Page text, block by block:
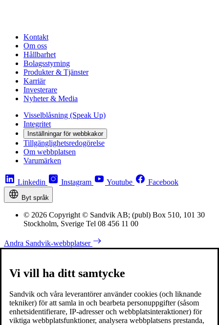
Kontakt
Om oss
Hållbarhet
Bolagsstyrning
Produkter & Tjänster
Karriär
Investerare
Nyheter & Media
Visselblåsning (Speak Up)
Integritet
Inställningar för webbkakor
Tillgänglighetsredogörelse
Om webbplatsen
Varumärken
Linkedin Instagram Youtube Facebook
Byt språk
© 2026 Copyright © Sandvik AB; (publ) Box 510, 101 30
Stockholm, Sverige Tel 08 456 11 00
Andra Sandvik-webbplatser
Vi vill ha ditt samtycke
Sandvik och våra leverantörer använder cookies (och liknande
tekniker) för att samla in och bearbeta personuppgifter (såsom
enhetsidentifierare, IP-adresser och webbplatsinteraktioner) för
viktiga webbplatsfunktioner, analysera webbplatsens prestanda,